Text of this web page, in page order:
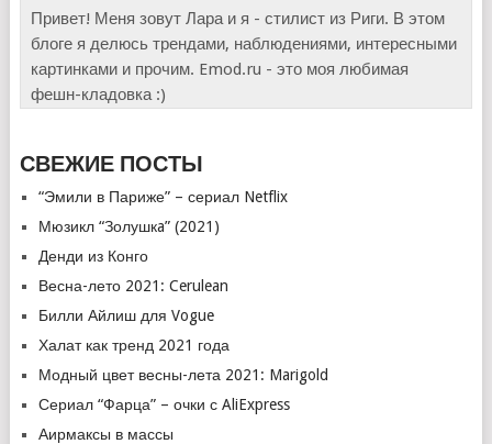
Привет! Меня зовут Лара и я - стилист из Риги. В этом
блоге я делюсь трендами, наблюдениями, интересными
картинками и прочим. Emod.ru - это моя любимая
фешн-кладовка :)
СВЕЖИЕ ПОСТЫ
“Эмили в Париже” – сериал Netflix
Мюзикл “Золушкa” (2021)
Денди из Конго
Весна-лето 2021: Cerulean
Билли Айлиш для Vogue
Халат как тренд 2021 года
Модный цвет весны-лета 2021: Marigold
Сериал “Фарца” – очки с AliExpress
Аирмаксы в массы